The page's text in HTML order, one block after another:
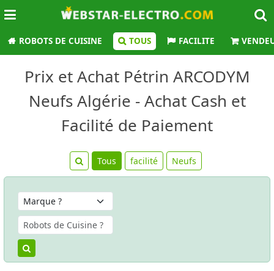
ROBOTS DE CUISINE TOUS FACILITE
Prix et Achat Pétrin ARCODYM
Neufs Algérie - Achat Cash et
Facilité de Paiement
Tous facilité Neufs